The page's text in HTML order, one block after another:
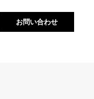
お問い合わせ